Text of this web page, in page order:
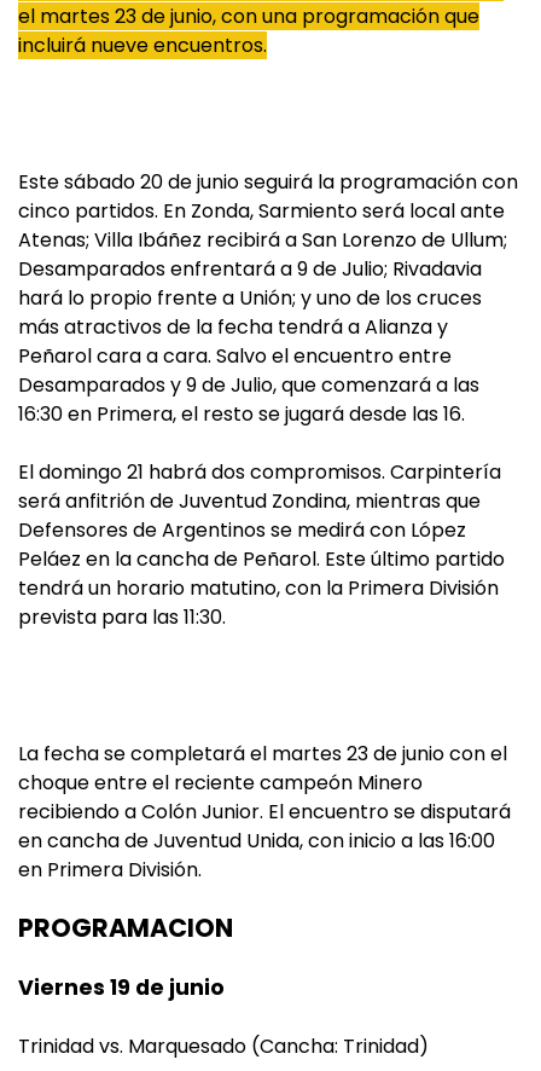
el martes 23 de junio, con una programación que
incluirá nueve encuentros.
Este sábado 20 de junio seguirá la programación con
cinco partidos. En Zonda, Sarmiento será local ante
Atenas; Villa Ibáñez recibirá a San Lorenzo de Ullum;
Desamparados enfrentará a 9 de Julio; Rivadavia
hará lo propio frente a Unión; y uno de los cruces
más atractivos de la fecha tendrá a Alianza y
Peñarol cara a cara. Salvo el encuentro entre
Desamparados y 9 de Julio, que comenzará a las
16:30 en Primera, el resto se jugará desde las 16.
El domingo 21 habrá dos compromisos. Carpintería
será anfitrión de Juventud Zondina, mientras que
Defensores de Argentinos se medirá con López
Peláez en la cancha de Peñarol. Este último partido
tendrá un horario matutino, con la Primera División
prevista para las 11:30.
La fecha se completará el martes 23 de junio con el
choque entre el reciente campeón Minero
recibiendo a Colón Junior. El encuentro se disputará
en cancha de Juventud Unida, con inicio a las 16:00
en Primera División.
PROGRAMACION
Viernes 19 de junio
Trinidad vs. Marquesado (Cancha: Trinidad)